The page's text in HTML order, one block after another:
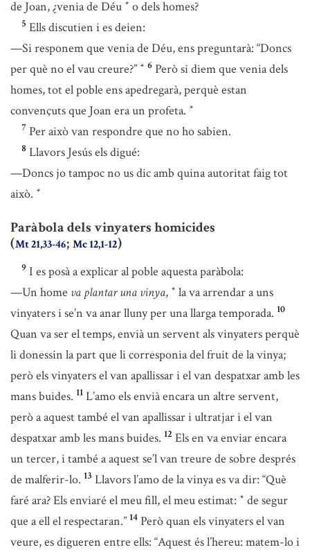
de Joan, ¿venia de Déu * o dels homes?
5 Ells discutien i es deien:
—Si responem que venia de Déu, ens preguntarà: “Doncs
per què no el vau creure?” * 6 Però si diem que venia dels
homes, tot el poble ens apedregarà, perquè estan
convençuts que Joan era un profeta. *
7 Per això van respondre que no ho sabien.
8 Llavors Jesús els digué:
—Doncs jo tampoc no us dic amb quina autoritat faig tot
això. *
Paràbola dels vinyaters homicides
(Mt 21,33-46; Mc 12,1-12)
9 I es posà a explicar al poble aquesta paràbola:
—Un home va plantar una vinya, * la va arrendar a uns
vinyaters i se’n va anar lluny per una llarga temporada. 10
Quan va ser el temps, envià un servent als vinyaters perquè
li donessin la part que li corresponia del fruit de la vinya;
però els vinyaters el van apallissar i el van despatxar amb les
mans buides. 11 L’amo els envià encara un altre servent,
però a aquest també el van apallissar i ultratjar i el van
despatxar amb les mans buides. 12 Els en va enviar encara
un tercer, i també a aquest se’l van treure de sobre després
de malferir-lo. 13 Llavors l’amo de la vinya es va dir: “Què
faré ara? Els enviaré el meu fill, el meu estimat: * de segur
que a ell el respectaran.” 14 Però quan els vinyaters el van
veure, es digueren entre ells: “Aquest és l’hereu: matem-lo i